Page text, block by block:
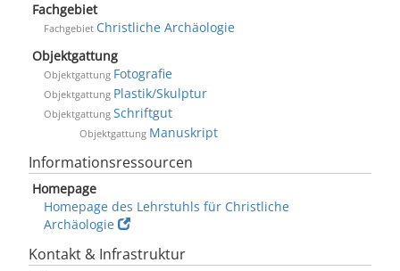
Fachgebiet
Fachgebiet Christliche Archäologie
Objektgattung
Objektgattung Fotografie
Objektgattung Plastik/Skulptur
Objektgattung Schriftgut
Objektgattung Manuskript
Informationsressourcen
Homepage
Homepage des Lehrstuhls für Christliche
Archäologie
Kontakt & Infrastruktur